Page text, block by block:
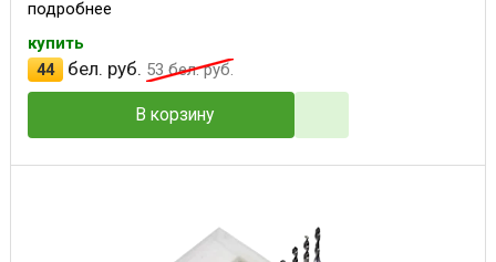
подробнее
купить
44
бел. руб. 53бел. руб.
В корзину